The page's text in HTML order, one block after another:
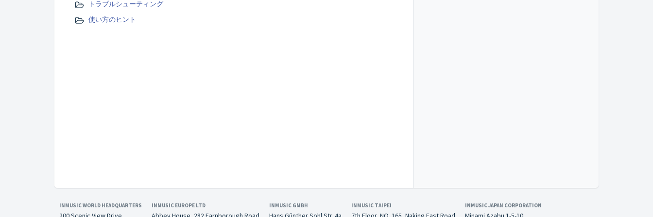
トラブルシューティング
使い方のヒント
INMUSIC WORLD HEADQUARTERS INMUSIC EUROPE LTD INMUSIC GMBH INMUSIC TAIPEI INMUSIC JAPAN CORPORATION